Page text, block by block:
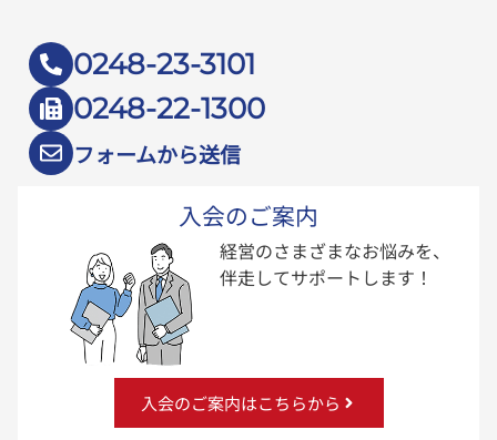
0248-23-3101
0248-22-1300
フォームから送信
入会のご案内
経営のさまざまなお悩みを、
伴走してサポートします！
入会のご案内はこちらから